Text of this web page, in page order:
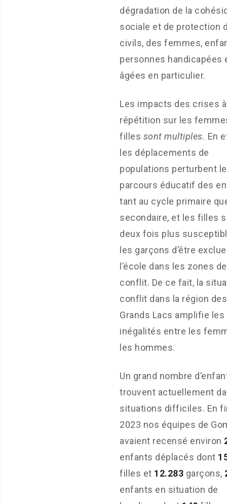
dégradation de la
sociale et de protection
civils, des femmes,
personnes handicapées
âgées en particulier.
Les impacts des crises à
répétition sur les
filles sont multiples. En
les déplacements de
populations perturbent le
parcours éducatif des
tant au cycle primaire
secondaire, et les filles
deux fois plus
les garçons d’être
l’école dans les zones de
conflit. De ce fait, la
conflit dans la région des
Grands Lacs amplifie les
inégalités entre les
les hommes.
Un grand nombre
trouvent actuellement
situations difficiles. En
2023 nos équipes de
avaient recensé environ
enfants déplacés dont
filles et 12.283 garçons,
enfants en situation de